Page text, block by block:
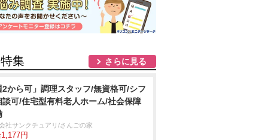
集 さらに見る
2から可」調理スタッフ/無資格可/シフ
談可/住宅型有料老人ホーム/社会保障
社サンクチュアリ/さんごの家
円